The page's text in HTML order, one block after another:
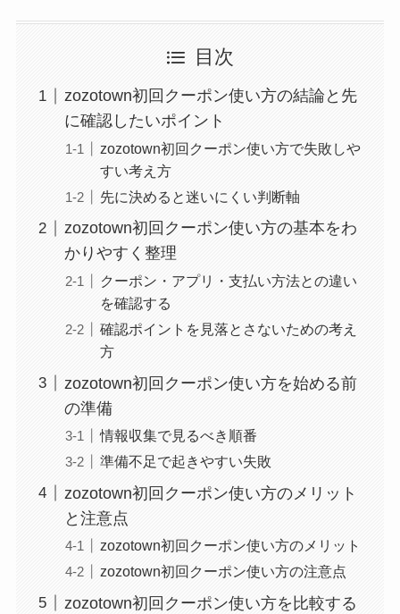
目次
zozotown初回クーポン使い方の結論と先
に確認したいポイント
zozotown初回クーポン使い方で失敗しや
すい考え方
先に決めると迷いにくい判断軸
zozotown初回クーポン使い方の基本をわ
かりやすく整理
クーポン・アプリ・支払い方法との違い
を確認する
確認ポイントを見落とさないための考え
方
zozotown初回クーポン使い方を始める前
の準備
情報収集で見るべき順番
準備不足で起きやすい失敗
zozotown初回クーポン使い方のメリット
と注意点
zozotown初回クーポン使い方のメリット
zozotown初回クーポン使い方の注意点
zozotown初回クーポン使い方を比較する